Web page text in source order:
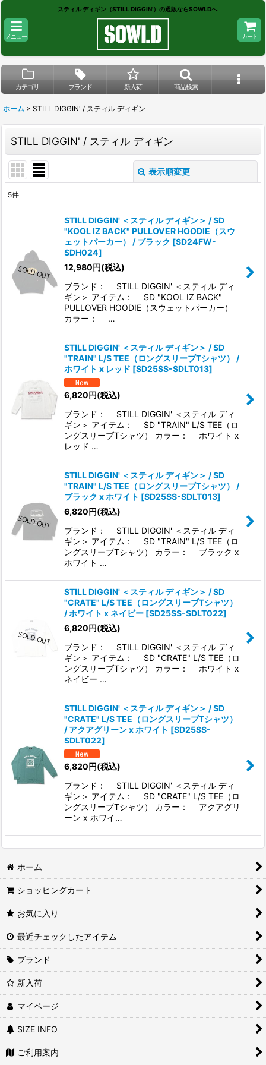
スティル ディギン（STILL DIGGIN'）の通販ならSOWLDへ
メニュー カート
カテゴリ ブランド 新入荷 商品検索
ホーム > STILL DIGGIN' / スティル ディギン
STILL DIGGIN' / スティル ディギン
表示順変更
サブカテゴリ
表示数
在庫あり
絞り込む
5件
STILL DIGGIN' ＜スティル ディギン＞ / SD
"KOOL IZ BACK" PULLOVER HOODIE（スウ
ェットパーカー） / ブラック [SD24FW-
SDH024]
12,980円(税込)
ブランド： STILL DIGGIN' ＜スティル ディ
ギン＞ アイテム： SD "KOOL IZ BACK"
PULLOVER HOODIE（スウェットパーカー）
カラー： …
STILL DIGGIN' ＜スティル ディギン＞ / SD
"TRAIN" L/S TEE（ロングスリーブTシャツ） /
ホワイト x レッド [SD25SS-SDLT013]
6,820円(税込)
ブランド： STILL DIGGIN' ＜スティル ディ
ギン＞ アイテム： SD "TRAIN" L/S TEE（ロ
ングスリーブTシャツ） カラー： ホワイト x
レッド …
STILL DIGGIN' ＜スティル ディギン＞ / SD
"TRAIN" L/S TEE（ロングスリーブTシャツ） /
ブラック x ホワイト [SD25SS-SDLT013]
6,820円(税込)
ブランド： STILL DIGGIN' ＜スティル ディ
ギン＞ アイテム： SD "TRAIN" L/S TEE（ロ
ングスリーブTシャツ） カラー： ブラック x
ホワイト …
STILL DIGGIN' ＜スティル ディギン＞ / SD
"CRATE" L/S TEE（ロングスリーブTシャツ）
/ ホワイト x ネイビー [SD25SS-SDLT022]
6,820円(税込)
ブランド： STILL DIGGIN' ＜スティル ディ
ギン＞ アイテム： SD "CRATE" L/S TEE（ロ
ングスリーブTシャツ） カラー： ホワイト x
ネイビー …
STILL DIGGIN' ＜スティル ディギン＞ / SD
"CRATE" L/S TEE（ロングスリーブTシャツ）
/ アクアグリーン x ホワイト [SD25SS-
SDLT022]
6,820円(税込)
ブランド： STILL DIGGIN' ＜スティル ディ
ギン＞ アイテム： SD "CRATE" L/S TEE（ロ
ングスリーブTシャツ） カラー： アクアグリ
ーン x ホワイ…
ホーム
ショッピングカート
お気に入り
最近チェックしたアイテム
ブランド
新入荷
マイページ
SIZE INFO
ご利用案内